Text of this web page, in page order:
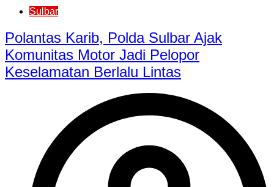
Sulbar
Polantas Karib, Polda Sulbar Ajak
Komunitas Motor Jadi Pelopor
Keselamatan Berlalu Lintas